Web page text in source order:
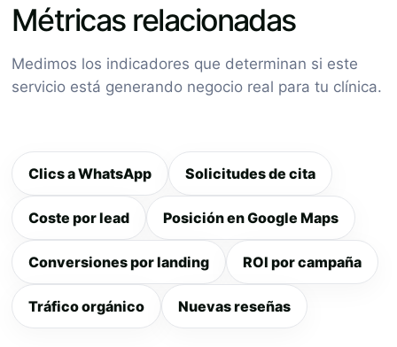
Métricas relacionadas
Medimos los indicadores que determinan si este
servicio está generando negocio real para tu clínica.
Clics a WhatsApp Solicitudes de cita
Coste por lead Posición en Google Maps
Conversiones por landing ROI por campaña
Tráfico orgánico Nuevas reseñas